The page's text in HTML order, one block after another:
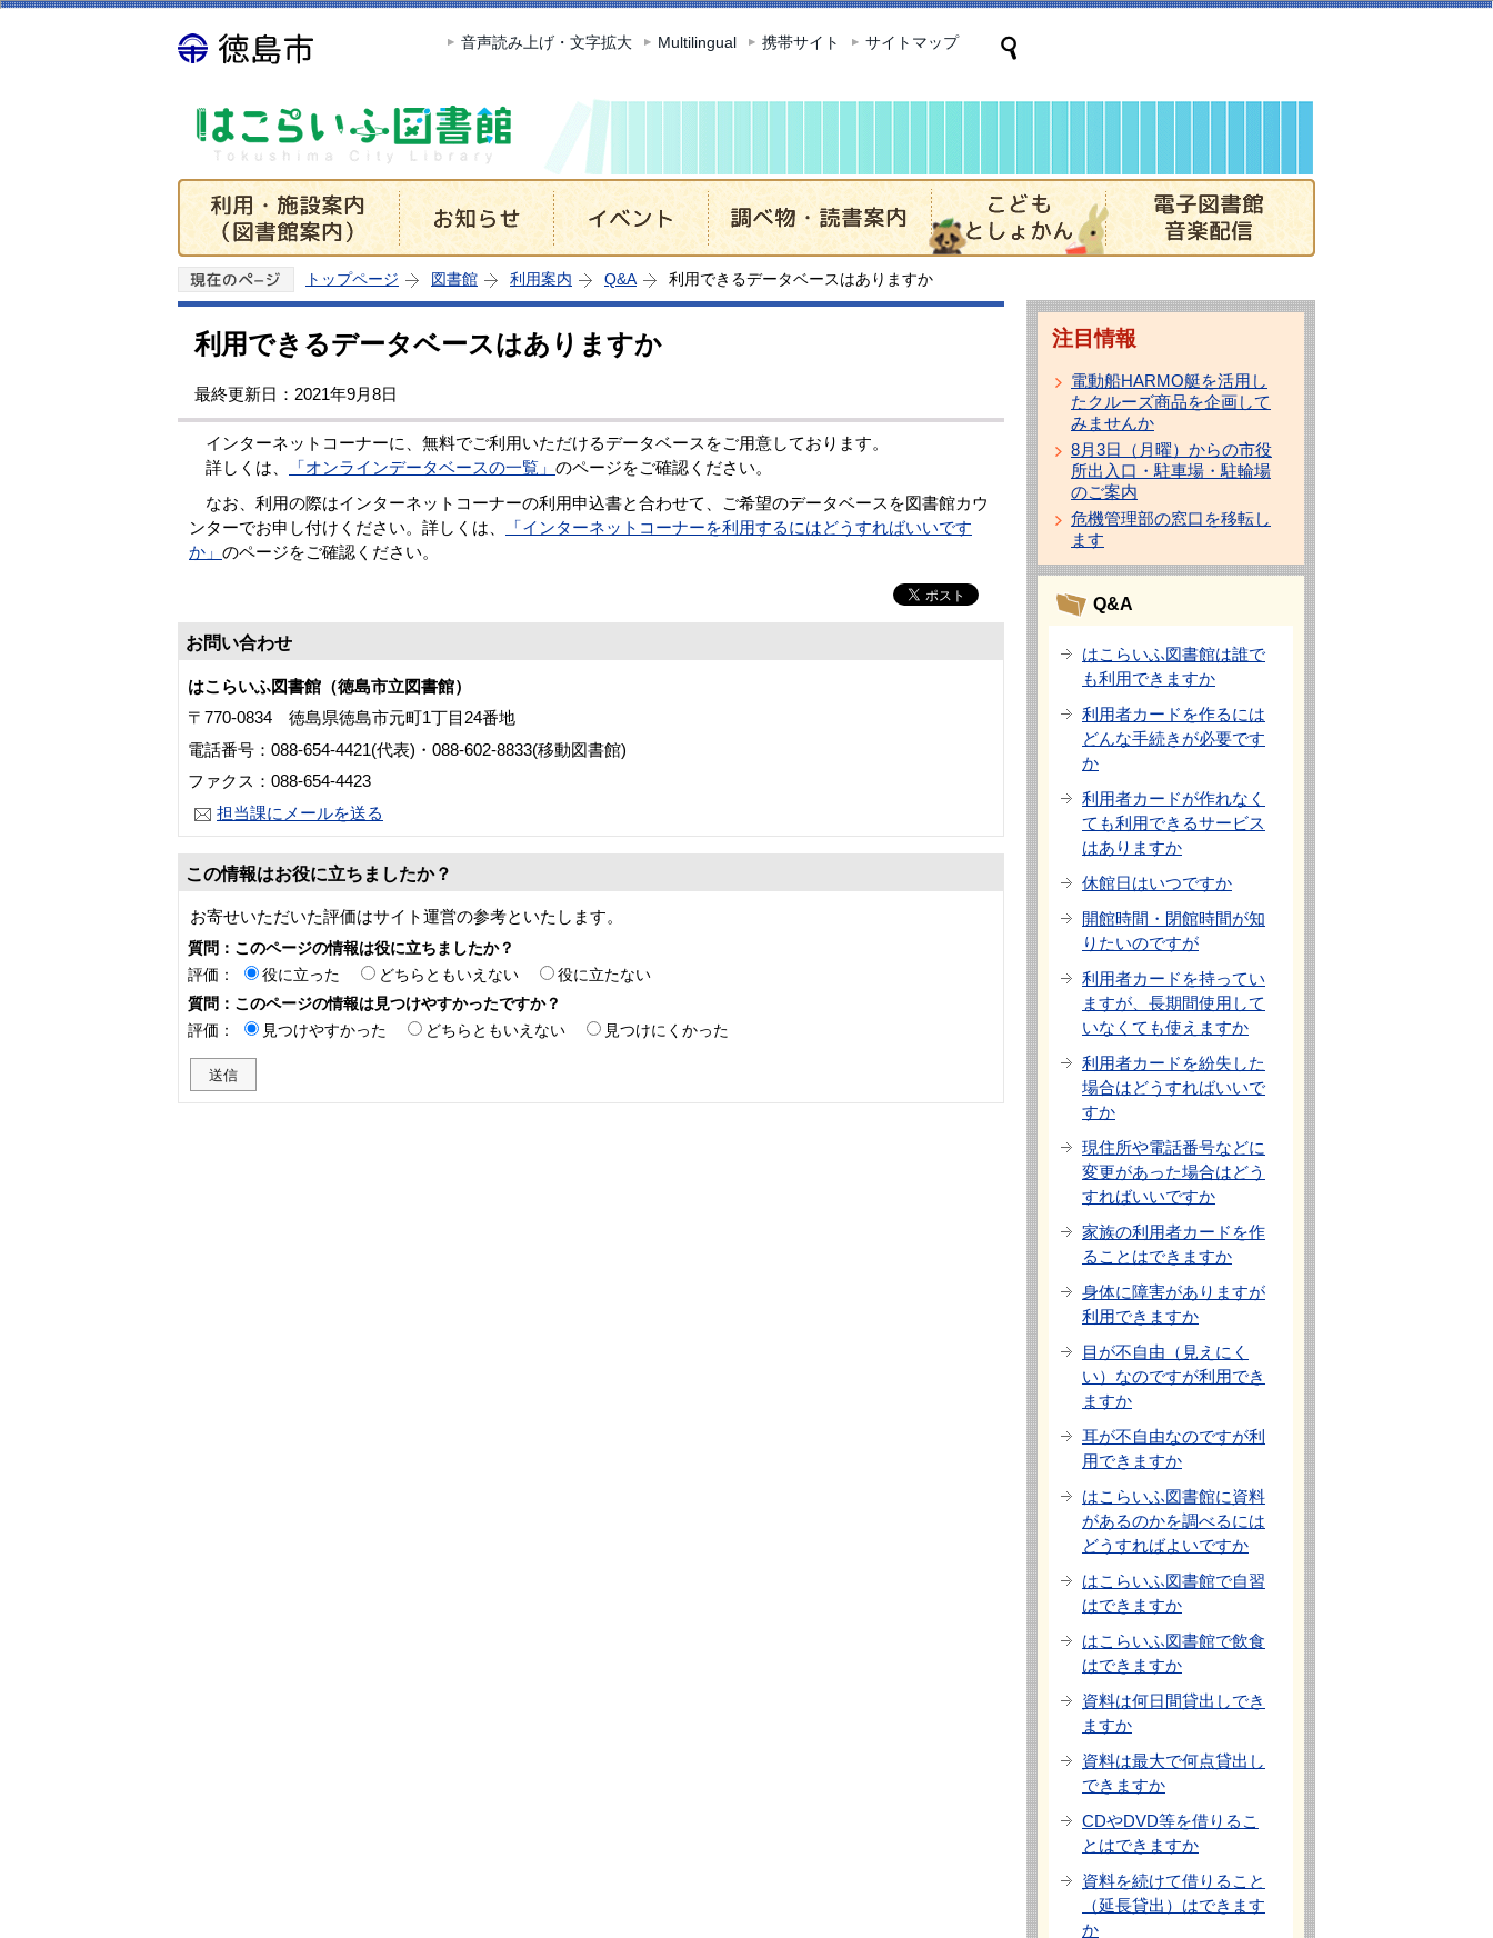
このページの本文へ移動
音声読み上げ・文字拡大 Multilingual 携帯サイト サイトマップ
トップページ 図書館 利用案内 Q&A 利用できるデータベースはありますか
利用できるデータベースはありますか
最終更新日：2021年9月8日
インターネットコーナーに、無料でご利用いただけるデータベースをご用意しております。
詳しくは、
「オンラインデータベースの一覧」 のページをご確認ください。
なお、利用の際はインターネットコーナーの利用申込書と合わせて、ご希望のデータベースを図書館カウ
ンターでお申し付けください。詳しくは、
「インターネットコーナーを利用するにはどうすればいいです
か」 のページをご確認ください。
お問い合わせ
はこらいふ図書館（徳島市立図書館）
〒770-0834 徳島県徳島市元町1丁目24番地
電話番号：088-654-4421(代表)・088-602-8833(移動図書館)
ファクス：088-654-4423
担当課にメールを送る
この情報はお役に立ちましたか？
お寄せいただいた評価はサイト運営の参考といたします。
質問：このページの情報は役に立ちましたか？
評価：
役に立った どちらともいえない
役に立たない
質問：このページの情報は見つけやすかったですか？
評価：
見つけやすかった どちらともいえない 見つけにくかった
注目情報
電動船HARMO艇を活用し
たクルーズ商品を企画して
みませんか
8月3日（月曜）からの市役
所出入口・駐車場・駐輪場
のご案内
危機管理部の窓口を移転し
ます
Q&A
はこらいふ図書館は誰で
も利用できますか
利用者カードを作るには
どんな手続きが必要です
か
利用者カードが作れなく
ても利用できるサービス
はありますか
休館日はいつですか
開館時間・閉館時間が知
りたいのですが
利用者カードを持ってい
ますが、長期間使用して
いなくても使えますか
利用者カードを紛失した
場合はどうすればいいで
すか
現住所や電話番号などに
変更があった場合はどう
すればいいですか
家族の利用者カードを作
ることはできますか
身体に障害がありますが
利用できますか
目が不自由（見えにく
い）なのですが利用でき
ますか
耳が不自由なのですが利
用できますか
はこらいふ図書館に資料
があるのかを調べるには
どうすればよいですか
はこらいふ図書館で自習
はできますか
はこらいふ図書館で飲食
はできますか
資料は何日間貸出しでき
ますか
資料は最大で何点貸出し
できますか
CDやDVD等を借りるこ
とはできますか
資料を続けて借りること
（延長貸出）はできます
か